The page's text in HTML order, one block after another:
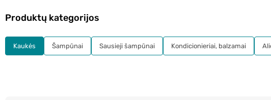
Produktų kategorijos
Kaukės Šampūnai Sausieji šampūnai Kondicionieriai, balzamai